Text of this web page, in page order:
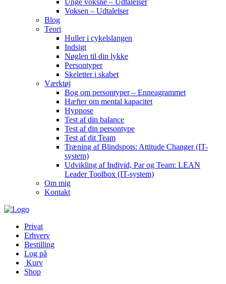
Unge voksne – Udtalelser
Voksen – Udtalelser
Blog
Teori
Huller i cykelslangen
Indsigt
Nøglen til din lykke
Persontyper
Skeletter i skabet
Værktøj
Bog om persontyper – Enneagrammet
Hæfter om mental kapacitet
Hypnose
Test af din balance
Test af din persontype
Test af dit Team
Træning af Blindspots: Attitude Changer (IT-
system)
Udvikling af Individ, Par og Team: LEAN
Leader Toolbox (IT-system)
Om mig
Kontakt
Privat
Erhverv
Bestilling
Log på
Kurv
Shop